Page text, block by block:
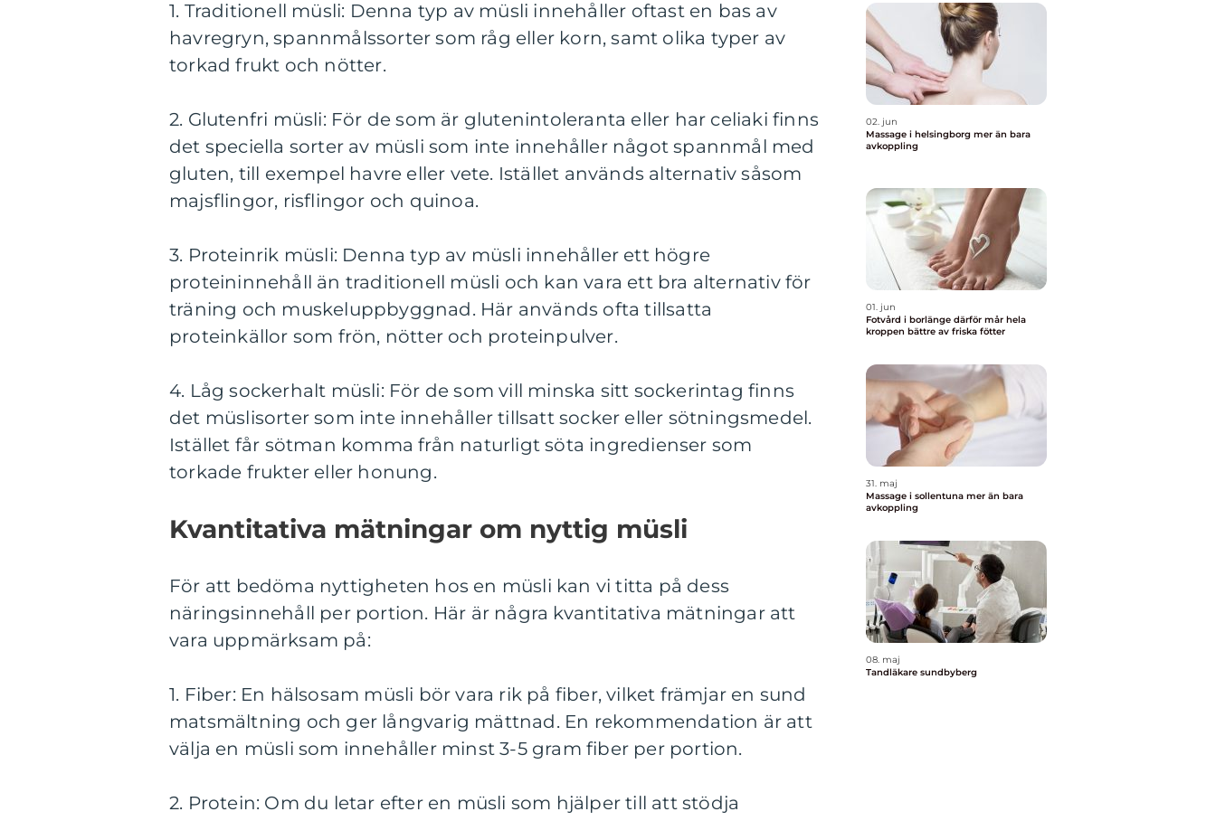
1. Traditionell müsli: Denna typ av müsli innehåller oftast en bas av
havregryn, spannmålssorter som råg eller korn, samt olika typer av
torkad frukt och nötter.
2. Glutenfri müsli: För de som är glutenintoleranta eller har celiaki finns
det speciella sorter av müsli som inte innehåller något spannmål med
gluten, till exempel havre eller vete. Istället används alternativ såsom
majsflingor, risflingor och quinoa.
3. Proteinrik müsli: Denna typ av müsli innehåller ett högre
proteininnehåll än traditionell müsli och kan vara ett bra alternativ för
träning och muskeluppbyggnad. Här används ofta tillsatta
proteinkällor som frön, nötter och proteinpulver.
4. Låg sockerhalt müsli: För de som vill minska sitt sockerintag finns
det müslisorter som inte innehåller tillsatt socker eller sötningsmedel.
Istället får sötman komma från naturligt söta ingredienser som
torkade frukter eller honung.
Kvantitativa mätningar om nyttig müsli
För att bedöma nyttigheten hos en müsli kan vi titta på dess
näringsinnehåll per portion. Här är några kvantitativa mätningar att
vara uppmärksam på:
1. Fiber: En hälsosam müsli bör vara rik på fiber, vilket främjar en sund
matsmältning och ger långvarig mättnad. En rekommendation är att
välja en müsli som innehåller minst 3-5 gram fiber per portion.
2. Protein: Om du letar efter en müsli som hjälper till att stödja
02. jun
Massage i helsingborg mer än bara
avkoppling
01. jun
Fotvård i borlänge därför mår hela
kroppen bättre av friska fötter
31. maj
Massage i sollentuna mer än bara
avkoppling
08. maj
Tandläkare sundbyberg